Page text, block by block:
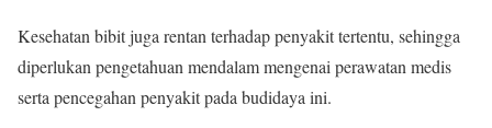
Kesehatan bibit juga rentan terhadap penyakit tertentu, sehingga
diperlukan pengetahuan mendalam mengenai perawatan medis
serta pencegahan penyakit pada budidaya ini.